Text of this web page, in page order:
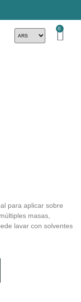
0
para aplicar sobre
masas,
lavar con solventes